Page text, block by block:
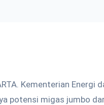
Kementerian Energi
potensi migas jumbo